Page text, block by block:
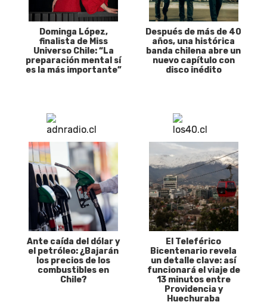
Dominga López,
finalista de Miss
Universo Chile: “La
preparación mental sí
es la más importante”
Después de más de 40
años, una histórica
banda chilena abre un
nuevo capítulo con
disco inédito
Ante caída del dólar y
el petróleo: ¿Bajarán
los precios de los
combustibles en
Chile?
El Teleférico
Bicentenario revela
un detalle clave: así
funcionará el viaje de
13 minutos entre
Providencia y
Huechuraba